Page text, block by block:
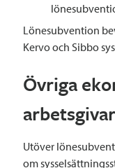
Lönesubvention
Kervo och Sibbo
Övriga
Utöver
om